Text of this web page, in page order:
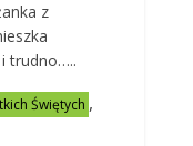
z
trudno…..
Świętych ,